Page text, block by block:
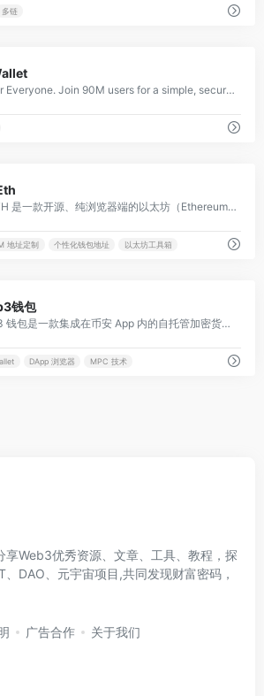
多链
Crypto For Everyone. Join 90M users for a simple, secure, seamless experience in managing, trading, and growing your digital assets.
Vanity-ETH 是一款开源、纯浏览器端的以太坊（Ethereum）靓号生成器，允许用户免费定制带有特定前缀或后缀的个性化钱包地址。
地址定制 个性化钱包地址 以太坊工具箱
钱包
币安 Web3 钱包是一款集成在币安 App 内的自托管加密货币钱包，是用户安全、便捷连接去中心化网络（Web3）的核心入口。
DApp 浏览器 MPC 技术
享Web3优秀资源、文章、工具、教程，探
DAO、元宇宙项目,共同发现财富密码，
广告合作 关于我们